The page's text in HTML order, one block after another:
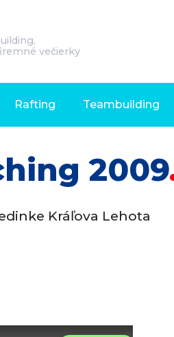
večierky
Rafting Teambuilding
2009
Kráľova Lehota